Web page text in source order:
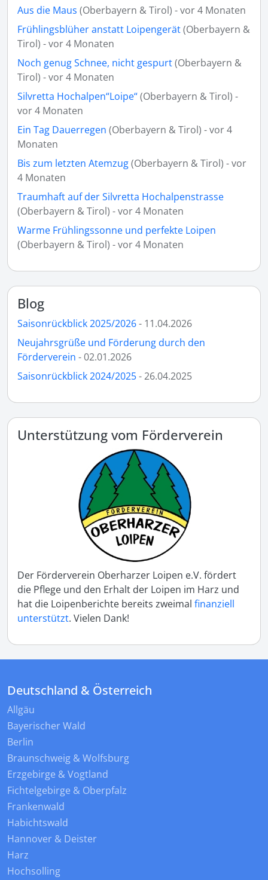
Aus die Maus (Oberbayern & Tirol) - vor 4 Monaten
Frühlingsblüher anstatt Loipengerät(Oberbayern &
Tirol) - vor 4 Monaten
Noch genug Schnee, nicht gespurt(Oberbayern &
Tirol) - vor 4 Monaten
Silvretta Hochalpen“Loipe“(Oberbayern & Tirol) -
vor 4 Monaten
Ein Tag Dauerregen (Oberbayern & Tirol) - vor 4
Monaten
Bis zum letzten Atemzug(Oberbayern & Tirol) - vor
4 Monaten
Traumhaft auf der Silvretta Hochalpenstrasse
(Oberbayern & Tirol) - vor 4 Monaten
Warme Frühlingssonne und perfekte Loipen
(Oberbayern & Tirol) - vor 4 Monaten
Blog
Saisonrückblick 2025/2026- 11.04.2026
Neujahrsgrüße und Förderung durch den
Förderverein - 02.01.2026
Saisonrückblick 2024/2025- 26.04.2025
Unterstützung vom Förderverein
Der Förderverein Oberharzer Loipen e.V. fördert
die Pflege und den Erhalt der Loipen im Harz und
hat die Loipenberichte bereits zweimal finanziell
unterstützt. Vielen Dank!
Deutschland & Österreich
Allgäu
Bayerischer Wald
Berlin
Braunschweig & Wolfsburg
Erzgebirge & Vogtland
Fichtelgebirge & Oberpfalz
Frankenwald
Habichtswald
Hannover & Deister
Harz
Hochsolling